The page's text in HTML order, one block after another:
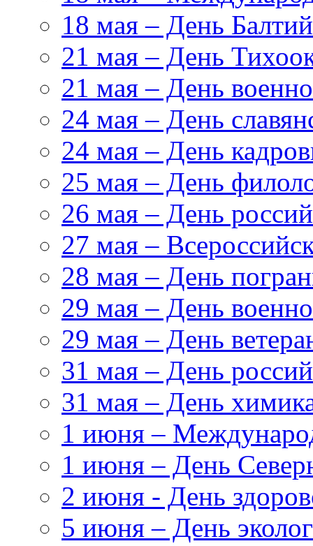
18 мая – День
21 мая – День
21 мая – День
24 мая – День
24 мая – День
25 мая – День
26 мая – День
27 мая –
28 мая – День
29 мая – День
29 мая – День
31 мая – День
31 мая – День
1 июня –
1 июня – День
2 июня - День
5 июня – День